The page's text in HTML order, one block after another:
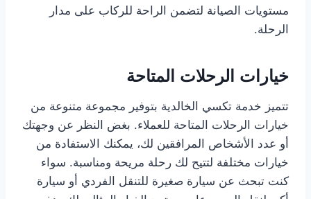
مستويات الصيانة لتضمن الراحة للركاب على مدار
الرحلة.
خيارات الرحلات المتاحة
تتميز خدمة تكسي الخالدية بتوفير مجموعة متنوعة من
خيارات الرحلات المتاحة للعملاء. بغض النظر عن وجهتك
أو عدد الأشخاص المرافقين لك، يمكنك الاستفادة من
خيارات مختلفة لتتيح لك رحلة مريحة ومناسبة. سواء
كنت تبحث عن سيارة صغيرة للتنقل الفردي أو سيارة